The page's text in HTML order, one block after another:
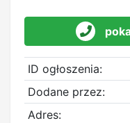
ID ogłoszenia:
Dodane przez:
Adres: